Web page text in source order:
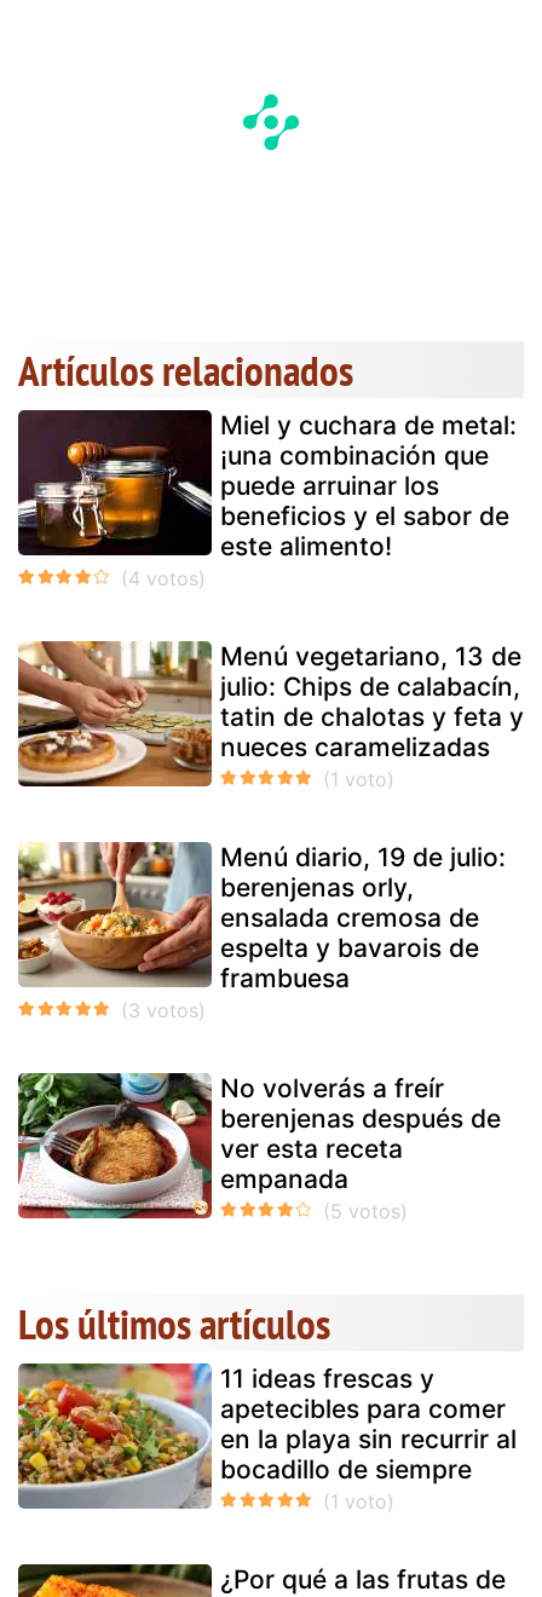
Artículos relacionados
Miel y cuchara de metal:
¡una combinación que
puede arruinar los
beneficios y el sabor de
este alimento!
Menú vegetariano, 13 de
julio: Chips de calabacín,
tatin de chalotas y feta y
nueces caramelizadas
Menú diario, 19 de julio:
berenjenas orly,
ensalada cremosa de
espelta y bavarois de
frambuesa
No volverás a freír
berenjenas después de
ver esta receta
empanada
Los últimos artículos
11 ideas frescas y
apetecibles para comer
en la playa sin recurrir al
bocadillo de siempre
¿Por qué a las frutas de